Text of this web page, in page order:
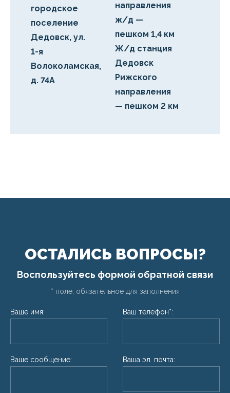
городское
поселение
Дедовск, ул.
1-я
Волоколамская,
д. 74А
направления
ж/д —
пешком 1,4 км
Ж/д станция
Дедовск
Рижского
направления
— пешком 2 км
ОСТАЛИСЬ ВОПРОСЫ?
Воспользуйтесь формой обратной связи
* поле, обязательное для заполнения
Ваше имя:
Ваше сообщение:
Ваш телефон*:
Ваша эл. почта: